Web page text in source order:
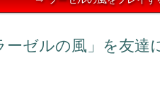
ゼルの風」を友達